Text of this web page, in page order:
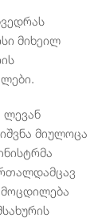
მიხეილ
ლევან
მიულოცა